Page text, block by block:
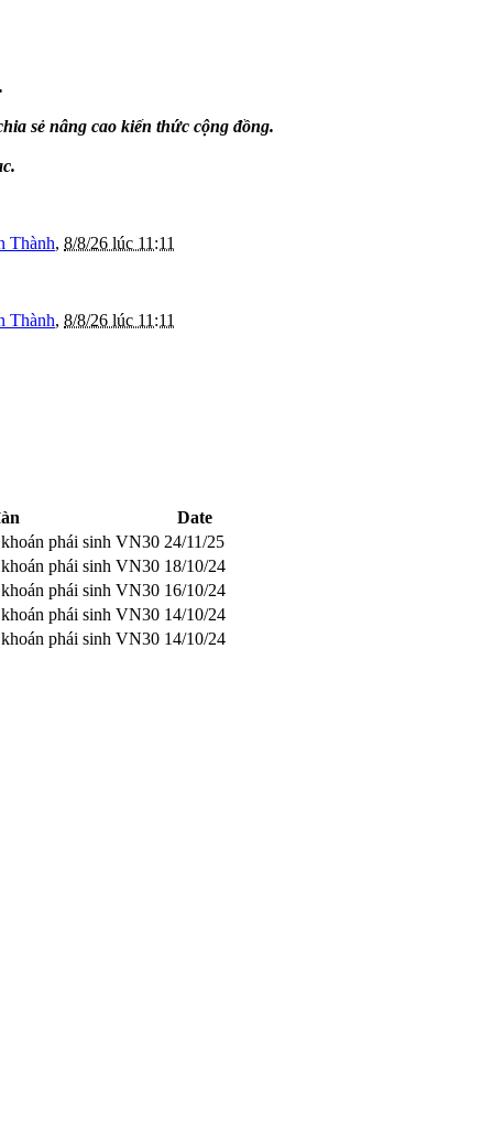
sẻ nâng cao kiến thức cộng đồng.
Thành, 8/8/26 lúc 11:11
Thành, 8/8/26 lúc 11:11
Date
phái sinh VN30 24/11/25
phái sinh VN30 18/10/24
phái sinh VN30 16/10/24
phái sinh VN30 14/10/24
phái sinh VN30 14/10/24